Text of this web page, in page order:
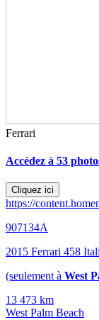
Ferrari
Accédez à 53
Cliquez ici
https://
907134A
2015 Ferrari 458
(seulement à West
13 473 km
West Palm Beach